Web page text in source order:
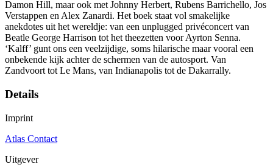
Damon Hill, maar ook met Johnny Herbert, Rubens Barrichello, Jos
Verstappen en Alex Zanardi. Het boek staat vol smakelijke
anekdotes uit het wereldje: van een unplugged privéconcert van
Beatle George Harrison tot het theezetten voor Ayrton Senna.
‘Kalff’ gunt ons een veelzijdige, soms hilarische maar vooral een
onbekende kijk achter de schermen van de autosport. Van
Zandvoort tot Le Mans, van Indianapolis tot de Dakarrally.
Details
Imprint
Atlas Contact
Uitgever